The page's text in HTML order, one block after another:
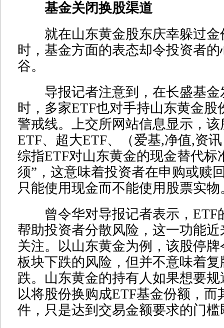
基金关闭换股渠道
就在山东黄金股东庆幸躲过金
时，基金方面的表态却令投资者
谷。
导报记者注意到，在长盛基金
时，多家ETF也对手持山东黄金股
警戒线。上交所网站信息显示，
ETF、超大ETF、（爱基,净值,资
综指ETF对山东黄金的现金替代标
须”，这意味着投资者在申购或赎
只能使用现金而不能使用股票实物
曾令华对导报记者表示，ETF
帮助投资者分散风险，这一功能
关注。以山东黄金为例，该股停
板块下跌的风险，但并不意味着
跌。山东黄金的持有人如果想要
以将股份换购成ETF基金份额，而
件，只是达到交易金额要求的门槛